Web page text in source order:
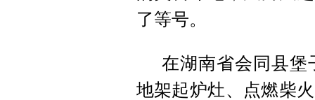
了等号。
在湖南省会同县堡
地架起炉灶、点燃柴